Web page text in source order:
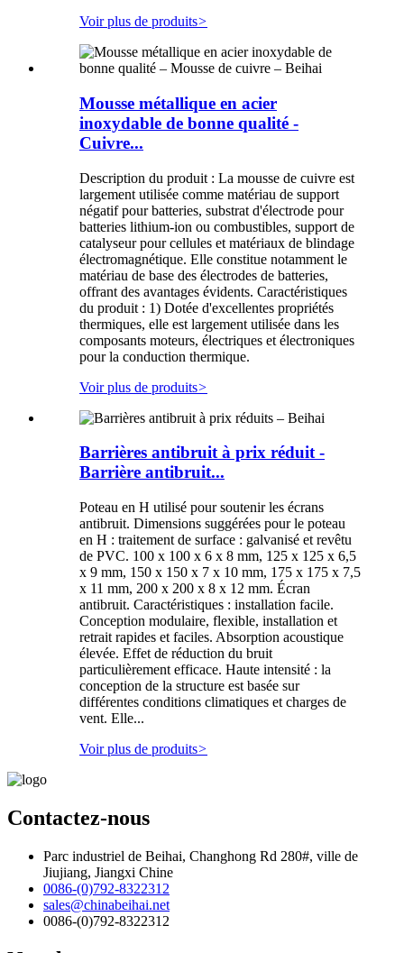
Voir plus de produits>
Mousse métallique en acier
inoxydable de bonne qualité -
Cuivre...
Description du produit : La mousse de cuivre est
largement utilisée comme matériau de support
négatif pour batteries, substrat d'électrode pour
batteries lithium-ion ou combustibles, support de
catalyseur pour cellules et matériaux de blindage
électromagnétique. Elle constitue notamment le
matériau de base des électrodes de batteries,
offrant des avantages évidents. Caractéristiques
du produit : 1) Dotée d'excellentes propriétés
thermiques, elle est largement utilisée dans les
composants moteurs, électriques et électroniques
pour la conduction thermique.
Voir plus de produits>
Barrières antibruit à prix réduit -
Barrière antibruit...
Poteau en H utilisé pour soutenir les écrans
antibruit. Dimensions suggérées pour le poteau
en H : traitement de surface : galvanisé et revêtu
de PVC. 100 x 100 x 6 x 8 mm, 125 x 125 x 6,5
x 9 mm, 150 x 150 x 7 x 10 mm, 175 x 175 x 7,5
x 11 mm, 200 x 200 x 8 x 12 mm. Écran
antibruit. Caractéristiques : installation facile.
Conception modulaire, flexible, installation et
retrait rapides et faciles. Absorption acoustique
élevée. Effet de réduction du bruit
particulièrement efficace. Haute intensité : la
conception de la structure est basée sur
différentes conditions climatiques et charges de
vent. Elle...
Voir plus de produits>
Contactez-nous
Parc industriel de Beihai, Changhong Rd 280#, ville de
Jiujiang, Jiangxi Chine
0086-(0)792-8322312
sales@chinabeihai.net
0086-(0)792-8322312